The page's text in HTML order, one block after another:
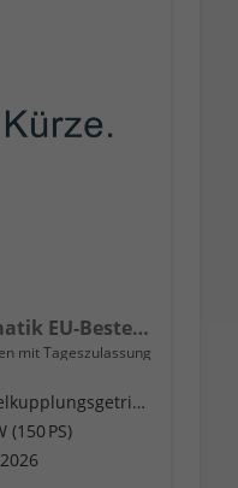
N Line Plus 1.6 T-GDI DCT-Automatik EU-Bestellangebot
mit Tageszulassung
Doppelkupplungsgetriebe (DSG)
(150 PS)